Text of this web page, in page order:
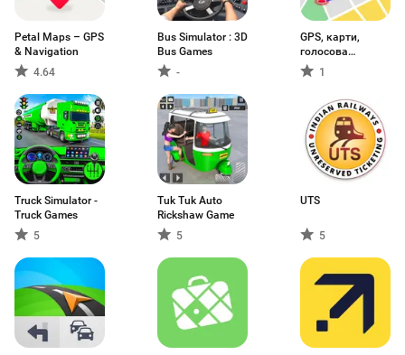
Petal Maps – GPS
& Navigation
4.64
Bus Simulator : 3D
Bus Games
-
GPS, карти,
голосова
навігація
1
Truck Simulator -
Truck Games
5
Tuk Tuk Auto
Rickshaw Game
5
UTS
5